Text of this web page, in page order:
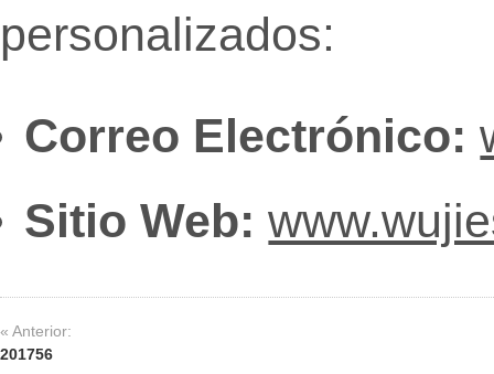
personalizados:
Correo Electrónico:
Sitio Web:
« Anterior:
201756